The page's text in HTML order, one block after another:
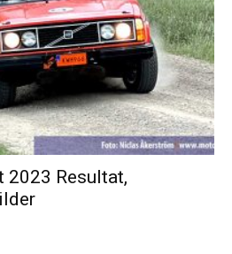
Resultat,